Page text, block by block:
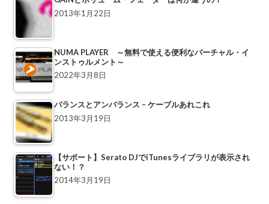
2013年1月22日
NUMA PLAYER ～無料で使える便利なバーチャル・イ
ンストゥルメント～
2022年3月8日
バランスとアンバランス – ケーブルあれこれ
2013年3月19日
【サポート】Serato DJでiTunesライブラリが表示され
ない！？
2014年3月19日